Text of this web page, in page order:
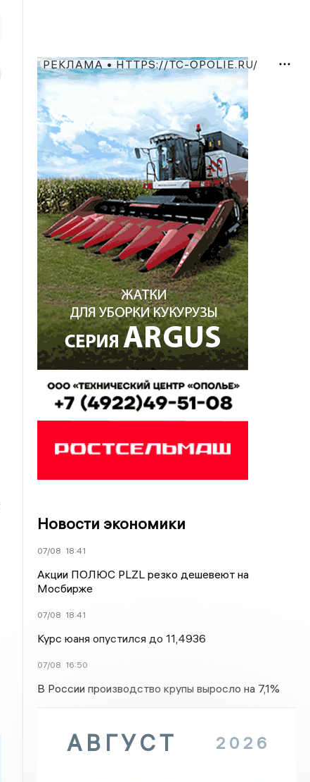
РЕКЛАМА • HTTPS://TC-OPOLIE.RU/
Новости экономики
07/08 18:41
Акции ПОЛЮС PLZL резко дешевеют на
Мосбирже
07/08 18:41
Курс юаня опустился до 11,4936
07/08 16:50
В России производство крупы выросло на 7,1%
АВГУСТ 2026